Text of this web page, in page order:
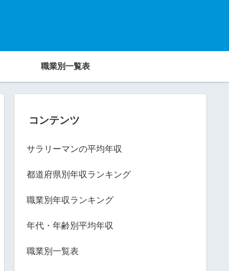
職業別一覧表
コンテンツ
サラリーマンの平均年収
都道府県別年収ランキング
職業別年収ランキング
年代・年齢別平均年収
職業別一覧表